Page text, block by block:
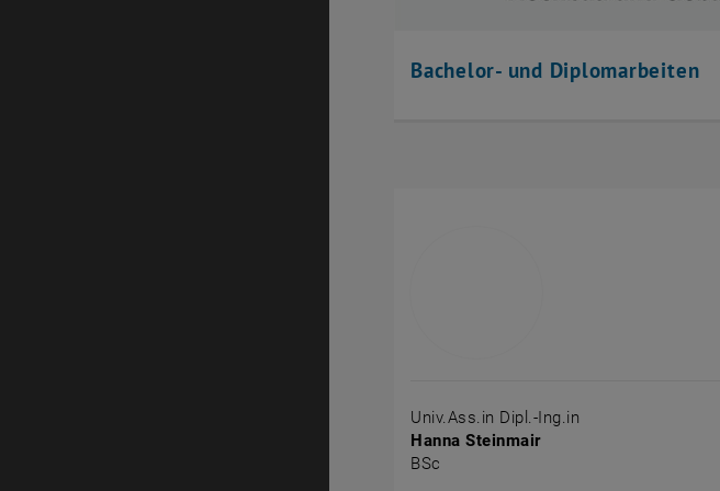
Bachelor- und Diplomarbeiten
Univ.Ass.in Dipl.-Ing.in
Hanna Steinmair
BSc